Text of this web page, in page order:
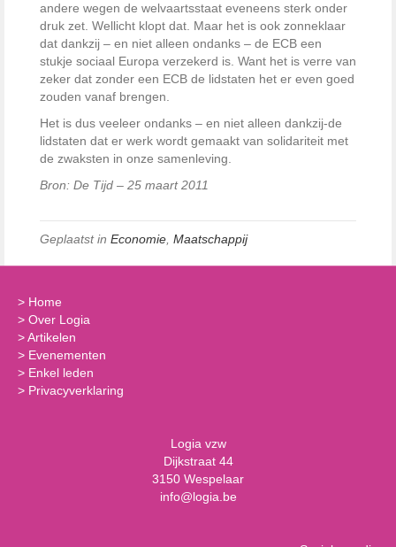
andere wegen de welvaartsstaat eveneens sterk onder
druk zet. Wellicht klopt dat. Maar het is ook zonneklaar
dat dankzij – en niet alleen ondanks – de ECB een
stukje sociaal Europa verzekerd is. Want het is verre van
zeker dat zonder een ECB de lidstaten het er even goed
zouden vanaf brengen.
Het is dus veeleer ondanks – en niet alleen dankzij-de
lidstaten dat er werk wordt gemaakt van solidariteit met
de zwaksten in onze samenleving.
Bron: De Tijd – 25 maart 2011
Geplaatst in Economie Maatschappij
> Home
> Over Logia
>Artikelen
> Evenementen
> Enkel leden
> Privacyverklaring
Logia vzw
Dijkstraat 44
3150 Wespelaar
info@logia.be